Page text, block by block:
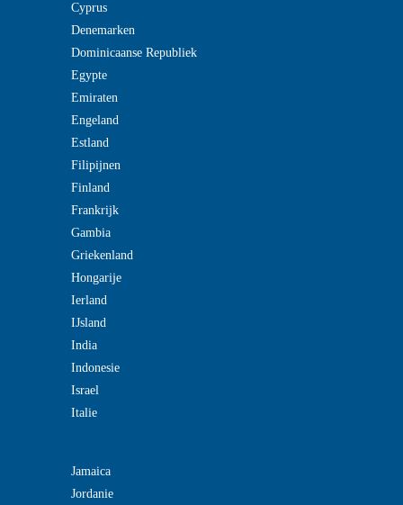
Cyprus
Denemarken
Dominicaanse Republiek
Egypte
Emiraten
Engeland
Estland
Filipijnen
Finland
Frankrijk
Gambia
Griekenland
Hongarije
Ierland
IJsland
India
Indonesie
Israel
Italie
Jamaica
Jordanie